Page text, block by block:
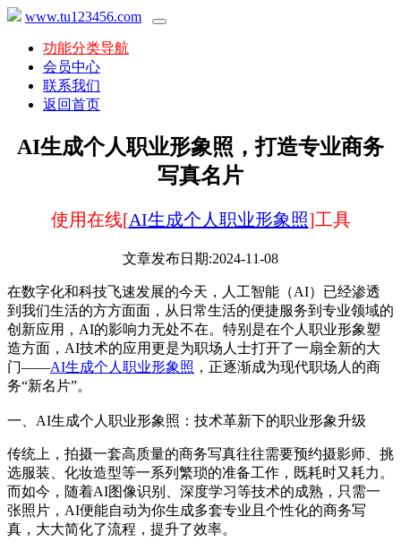
www.tu123456.com
功能分类导航
会员中心
联系我们
返回首页
AI生成个人职业形象照，打造专业商务
写真名片
使用在线[AI生成个人职业形象照]工具
文章发布日期:2024-11-08
在数字化和科技飞速发展的今天，人工智能（AI）已经渗透
到我们生活的方方面面，从日常生活的便捷服务到专业领域的
创新应用，AI的影响力无处不在。特别是在个人职业形象塑
造方面，AI技术的应用更是为职场人士打开了一扇全新的大
门——AI生成个人职业形象照 ，正逐渐成为现代职场人的商
务“新名片”。
一、AI生成个人职业形象照：技术革新下的职业形象升级
传统上，拍摄一套高质量的商务写真往往需要预约摄影师、挑
选服装、化妆造型等一系列繁琐的准备工作，既耗时又耗力。
而如今，随着AI图像识别、深度学习等技术的成熟，只需一
张照片，AI便能自动为你生成多套专业且个性化的商务写
真，大大简化了流程，提升了效率。